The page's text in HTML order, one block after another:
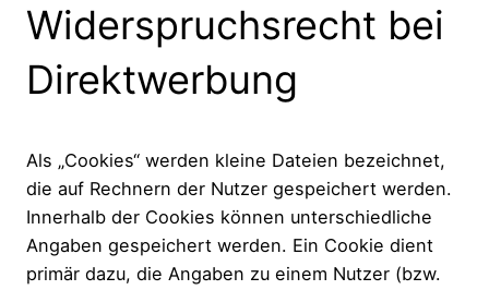
Widerspruchsrecht bei
Direktwerbung
Als „Cookies“ werden kleine Dateien bezeichnet,
die auf Rechnern der Nutzer gespeichert werden.
Innerhalb der Cookies können unterschiedliche
Angaben gespeichert werden. Ein Cookie dient
primär dazu, die Angaben zu einem Nutzer (bzw.